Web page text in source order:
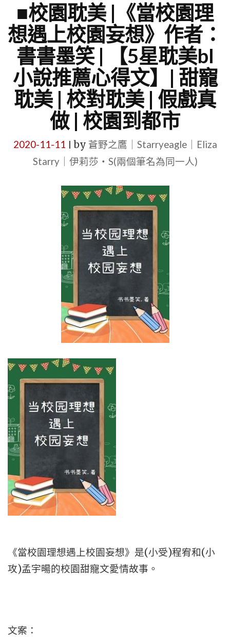
■校園耽美 |《當校園理
想遇上校園妄想》作者：
書書墨笑 | 【5星耽美bl
小說推薦心得文】| 甜寵
耽美 | 校對耽美 | 假戲真
做 | 校園到都市
2020-11-11 by 蒼野之鷹｜Starryeagle｜Eliza
Starry｜伊莉莎・S(兩個筆名為同一人)
《當校園理想遇上校園妄想》是(小受)程宥和(小
攻)孟宇暘的校園甜寵文愛情故事。
文案：